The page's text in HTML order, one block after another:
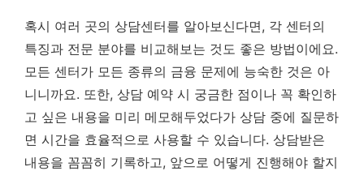
혹시 여러 곳의 상담센터를 알아보신다면, 각 센터의
특징과 전문 분야를 비교해보는 것도 좋은 방법이에요.
모든 센터가 모든 종류의 금융 문제에 능숙한 것은 아
니니까요. 또한, 상담 예약 시 궁금한 점이나 꼭 확인하
고 싶은 내용을 미리 메모해두었다가 상담 중에 질문하
면 시간을 효율적으로 사용할 수 있습니다. 상담받은
내용을 꼼꼼히 기록하고, 앞으로 어떻게 진행해야 할지